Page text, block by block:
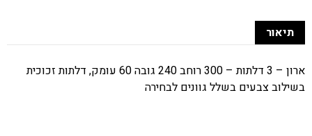
תיאור
ארון – 3 דלתות – 300 רוחב 240 גובה 60 עומק, דלתות זכוכית
בשילוב צבעים בשלל גוונים לבחירה